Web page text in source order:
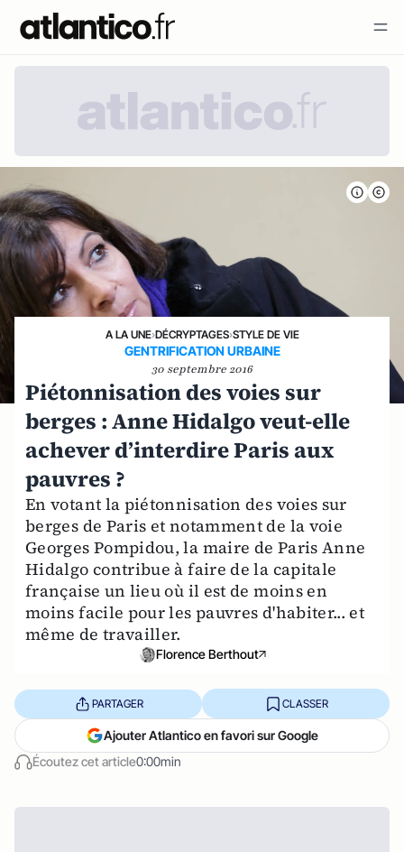
A LA UNE›DÉCRYPTAGES›STYLE DE VIE
GENTRIFICATION URBAINE
30 septembre 2016
Piétonnisation des voies sur
berges : Anne Hidalgo veut-elle
achever d’interdire Paris aux
pauvres ?
En votant la piétonnisation des voies sur
berges de Paris et notamment de la voie
Georges Pompidou, la maire de Paris Anne
Hidalgo contribue à faire de la capitale
française un lieu où il est de moins en
moins facile pour les pauvres d'habiter... et
même de travailler.
Florence Berthout
Écoutez cet article0:00min
PARTAGER CLASSER
Ajouter Atlantico en favori sur Google